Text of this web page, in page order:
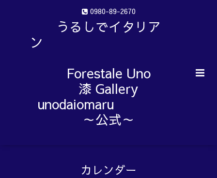
0980-89-2670
うるしでイタリア
ン
Forestale Uno
漆 Gallery
unodaiomaru
～公式～
カレンダー